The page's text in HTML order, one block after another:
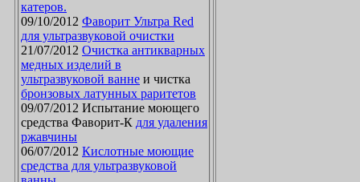
катеров.
09/10/2012 Фаворит Ультра Red
для ультразвуковой очистки
21/07/2012 Очистка антикварных
медных изделий в
ультразвуковой ванне и чистка
бронзовых латунных раритетов
09/07/2012 Испытание моющего
средства Фаворит-К для удаления
ржавчины
06/07/2012 Кислотные моющие
средства для ультразвуковой